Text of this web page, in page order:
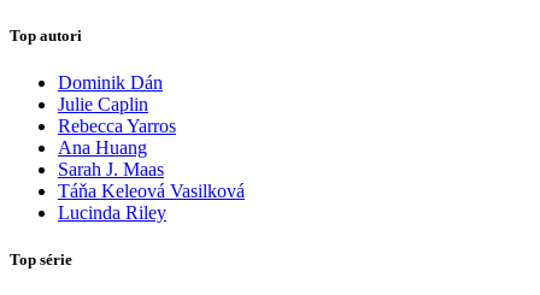
Top autori
Dominik Dán
Julie Caplin
Rebecca Yarros
Ana Huang
Sarah J. Maas
Táňa Keleová Vasilková
Lucinda Riley
Top série